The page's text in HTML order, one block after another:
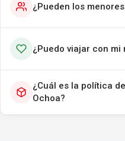
¿Pueden los
¿Puedo viajar con mi
¿Cuál es la política
Ochoa?